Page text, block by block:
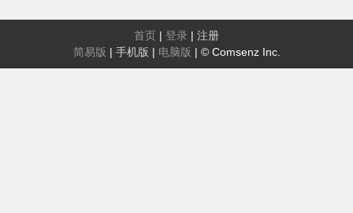
首页 | 登录 | 注册
简易版 | 手机版 | 电脑版 | © Comsenz Inc.